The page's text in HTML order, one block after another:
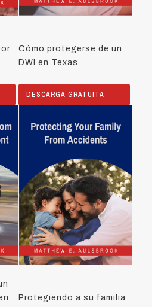
Cómo protegerse de un
DWI en Texas
DESCARGA GRATUITA
Protegiendo a su familia